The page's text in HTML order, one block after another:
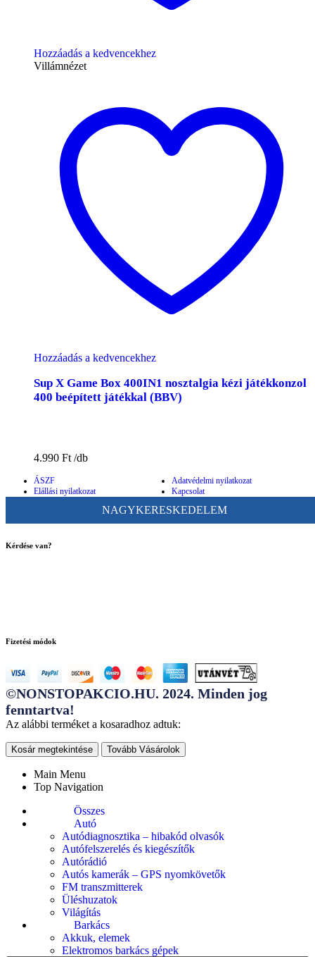
Hozzáadás a kedvencekhez
Villámnézet
Hozzáadás a kedvencekhez
Sup X Game Box 400IN1 nosztalgia kézi játékkonzol
400 beépített játékkal (BBV)
4.990 Ft
ÁSZF
Adatvédelmi nyilatkozat
Elállási nyilatkozat
Kapcsolat
NAGYKERESKEDELEM
Kérdése van?
Fizetési módok
©NONSTOPAKCIO.HU. 2024. Minden jog
fenntartva!
Az alábbi terméket a kosaradhoz adtuk:
Kosár megtekintése Tovább Vásárolok
Main Menu
Top Navigation
Összes
Autó
Autódiagnosztika – hibakód olvasók
Autófelszerelés és kiegészítők
Autórádió
Autós kamerák – GPS nyomkövetők
FM transzmitterek
Üléshuzatok
Világítás
Barkács
Akkuk, elemek
Elektromos barkács gépek